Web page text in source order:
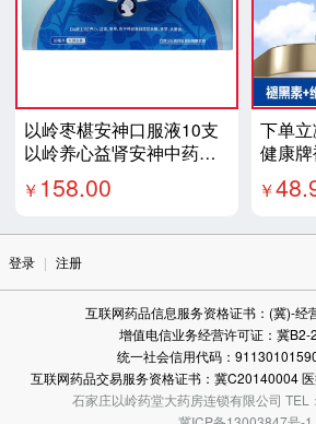
以岭枣椹安神口服液10支
以岭养心益肾安神中药制
剂神经衰弱失眠多梦头晕
晚上睡得好白天精神好
￥ 158.00
下单
健康
囊
装随机
￥
登录 | 注册
互联网药品信息服务资格证书：(冀)-经
增值电信业务经营许可证：冀B2-
统一社会信用代码：
互联网药品交易服务资格证书：冀C20140004
石家庄以岭药堂大药房连锁有限公司